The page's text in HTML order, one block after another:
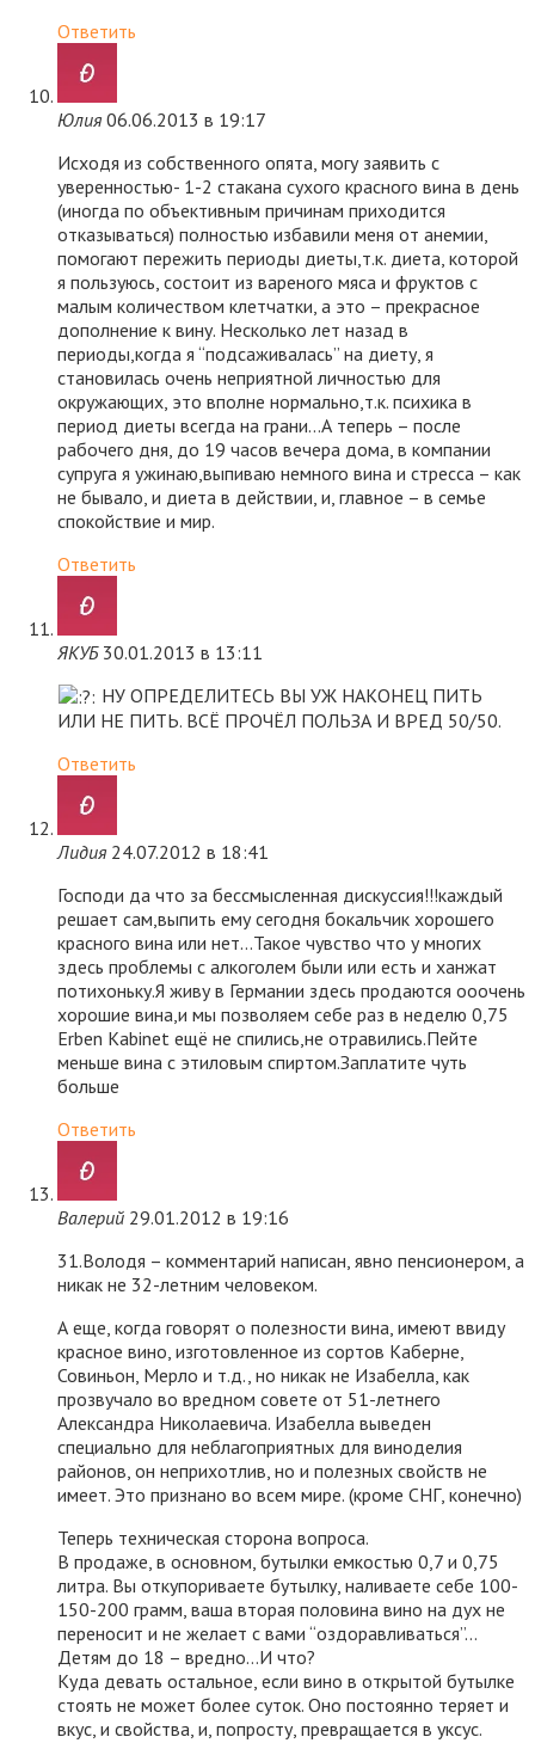
Ответить
Юлия 06.06.2013 в 19:17
Исходя из собственного опята, могу заявить с
уверенностью- 1-2 стакана сухого красного вина в день
(иногда по объективным причинам приходится
отказываться) полностью избавили меня от анемии,
помогают пережить периоды диеты,т.к. диета, которой
я пользуюсь, состоит из вареного мяса и фруктов с
малым количеством клетчатки, а это – прекрасное
дополнение к вину. Несколько лет назад в
периоды,когда я “подсаживалась” на диету, я
становилась очень неприятной личностью для
окружающих, это вполне нормально,т.к. психика в
период диеты всегда на грани…А теперь – после
рабочего дня, до 19 часов вечера дома, в компании
супруга я ужинаю,выпиваю немного вина и стресса – как
не бывало, и диета в действии, и, главное – в семье
спокойствие и мир.
Ответить
ЯКУБ 30.01.2013 в 13:11
НУ ОПРЕДЕЛИТЕСЬ ВЫ УЖ НАКОНЕЦ ПИТЬ
ИЛИ НЕ ПИТЬ. ВСЁ ПРОЧЁЛ ПОЛЬЗА И ВРЕД 50/50.
Ответить
Лидия 24.07.2012 в 18:41
Господи да что за бессмысленная дискуссия!!!каждый
решает сам,выпить ему сегодня бокальчик хорошего
красного вина или нет…Такое чувство что у многих
здесь проблемы с алкоголем были или есть и ханжат
потихоньку.Я живу в Германии здесь продаются ооочень
хорошие вина,и мы позволяем себе раз в неделю 0,75
Erben Kabinet ещё не спились,не отравились.Пейте
меньше вина с этиловым спиртом.Заплатите чуть
больше
Ответить
Валерий 29.01.2012 в 19:16
31.Володя – комментарий написан, явно пенсионером, а
никак не 32-летним человеком.
А еще, когда говорят о полезности вина, имеют ввиду
красное вино, изготовленное из сортов Каберне,
Совиньон, Мерло и т.д., но никак не Изабелла, как
прозвучало во вредном совете от 51-летнего
Александра Николаевича. Изабелла выведен
специально для неблагоприятных для виноделия
районов, он неприхотлив, но и полезных свойств не
имеет. Это признано во всем мире. (кроме СНГ, конечно)
Теперь техническая сторона вопроса.
В продаже, в основном, бутылки емкостью 0,7 и 0,75
литра. Вы откупориваете бутылку, наливаете себе 100-
150-200 грамм, ваша вторая половина вино на дух не
переносит и не желает с вами “оздоравливаться”…
Детям до 18 – вредно…И что?
Куда девать остальное, если вино в открытой бутылке
стоять не может более суток. Оно постоянно теряет и
вкус, и свойства, и, попросту, превращается в уксус.